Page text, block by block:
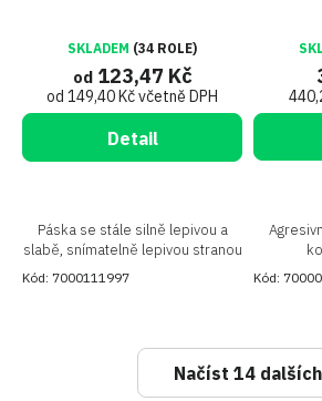
SKLADEM (34 ROLE)
od 149,40 Kč včetně DPH
od123,47 Kč
Detail
Páska se stále silně lepivou a
slabě, snímatelně lepivou stranou
Kód: 7000111997 Kód:
Načíst 14 dalších